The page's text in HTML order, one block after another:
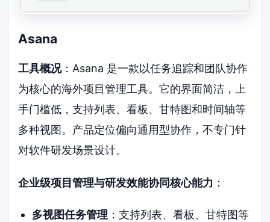
Asana
工具概况：Asana 是一款以任务追踪和团队协作
为核心的海外项目管理工具。它的界面简洁，上
手门槛低，支持列表、看板、甘特图和时间轴等
多种视图。产品定位偏向通用型协作，不专门针
对软件研发场景设计。
企业级项目管理与研发效能协同核心能力 ：
多视图任务管理 ：支持列表、看板、甘特图等